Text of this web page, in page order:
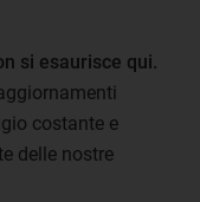
si esaurisce qui.
costante e
delle nostre